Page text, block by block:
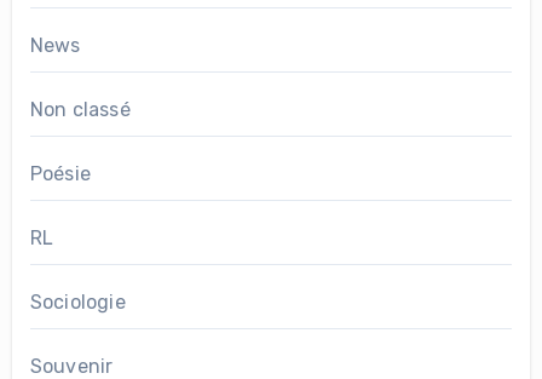
News
Non classé
Poésie
RL
Sociologie
Souvenir